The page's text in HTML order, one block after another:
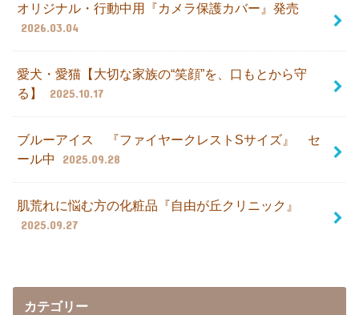
オリジナル・行動中用『カメラ保護カバー』発売
2026.03.04
愛犬・愛猫【大切な家族の“笑顔”を、口もとから守
る】
2025.10.17
ブルーアイス 『ファイヤークレストSサイズ』 セ
ール中
2025.09.28
肌荒れに悩む方の化粧品『自由が丘クリニック』
2025.09.27
カテゴリー